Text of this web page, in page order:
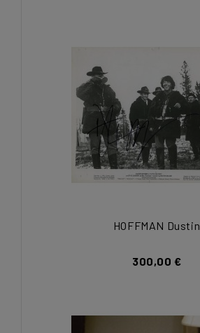
HOFFMAN Dustin
300,00 €